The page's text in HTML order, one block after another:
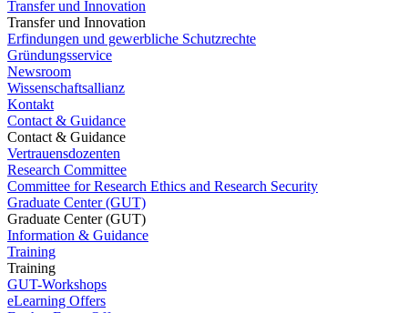
Transfer und Innovation
Transfer und Innovation
Erfindungen und gewerbliche Schutzrechte
Gründungsservice
Newsroom
Wissenschaftsallianz
Kontakt
Contact & Guidance
Contact & Guidance
Vertrauensdozenten
Research Committee
Committee for Research Ethics and Research Security
Graduate Center (GUT)
Graduate Center (GUT)
Information & Guidance
Training
Training
GUT-Workshops
eLearning Offers